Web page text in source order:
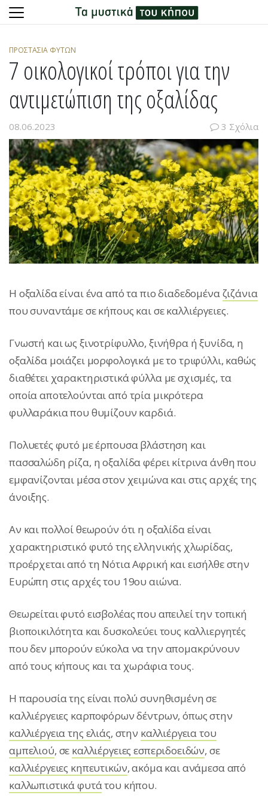
content
ΠΡΟΣΤΑΣΊΑ ΦΥΤΏΝ
7 οικολογικοί τρόποι για την
αντιμετώπιση της οξαλίδας
08.06.2023 3 Σχόλια
Η οξαλίδα είναι ένα από τα πιο διαδεδομέναζιζάνια
που συναντάμε σε κήπους και σε καλλιέργειες.
Γνωστή και ως ξινοτρίφυλλο, ξινήθρα ή ξυνίδα, η
οξαλίδα μοιάζει μορφολογικά με το τριφύλλι, καθώς
διαθέτει χαρακτηριστικά φύλλα με σχισμές, τα
οποία αποτελούνται από τρία μικρότερα
φυλλαράκια που θυμίζουν καρδιά.
Πολυετές φυτό με έρπουσα βλάστηση και
πασσαλώδη ρίζα, η οξαλίδα φέρει κίτρινα άνθη που
εμφανίζονται μέσα στον χειμώνα και στις αρχές της
άνοιξης.
Αν και πολλοί θεωρούν ότι η οξαλίδα είναι
χαρακτηριστικό φυτό της ελληνικής χλωρίδας,
προέρχεται από τη Νότια Αφρική και εισήλθε στην
Ευρώπη στις αρχές του 19ου αιώνα.
Θεωρείται φυτό εισβολέας που απειλεί την τοπική
βιοποικιλότητα και δυσκολεύει τους καλλιεργητές
που δεν μπορούν εύκολα να την απομακρύνουν
από τους κήπους και τα χωράφια τους.
Η παρουσία της είναι πολύ συνηθισμένη σε
καλλιέργειες καρποφόρων δέντρων, όπως στην
καλλιέργεια της ελιάς, στην καλλιέργεια του
αμπελιού, σε καλλιέργειες εσπεριδοειδών, σε
καλλιέργειες κηπευτικών, ακόμα και ανάμεσα από
καλλωπιστικά φυτάτου κήπου.